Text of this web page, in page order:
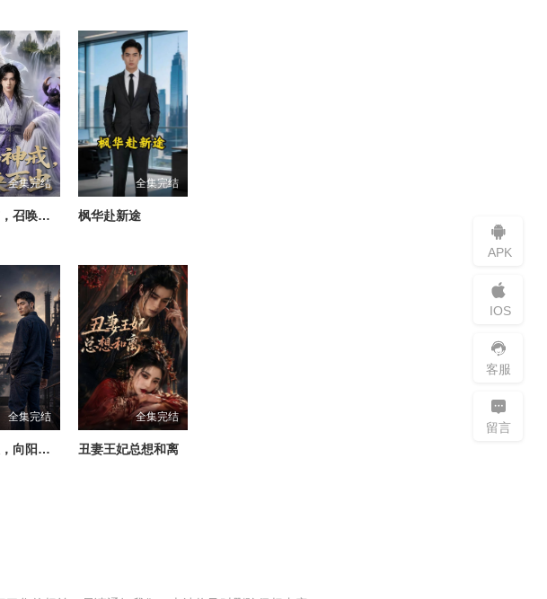
全集完结
开局神威，召唤万虫
全集完结
枫华赴新途
全集完结
时光淬火，向阳而行
全集完结
丑妻王妃总想和离
APK
IOS
客服
留言